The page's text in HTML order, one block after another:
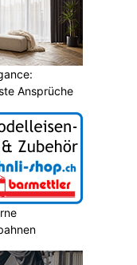
Ansprüche